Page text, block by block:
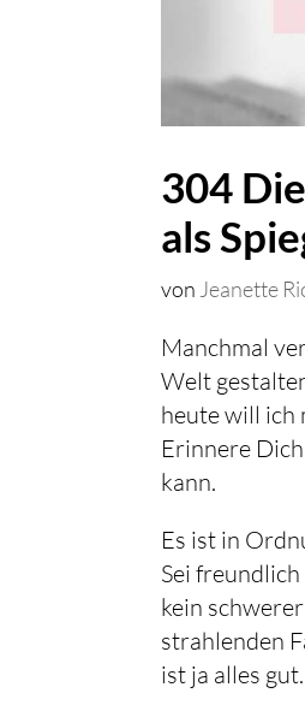
304
als
von Jeanette
Manchmal
Welt
heute will ich
Erinnere
kann.
Es ist in
Sei
kein
strahlenden
ist ja alles